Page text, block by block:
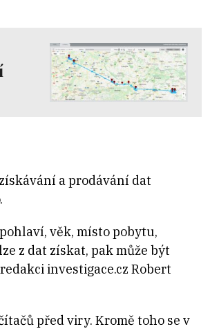
a prodávání dat
věk, místo pobytu,
z dat získat, pak může být
investigace.cz Robert
před viry. Kromě toho se v